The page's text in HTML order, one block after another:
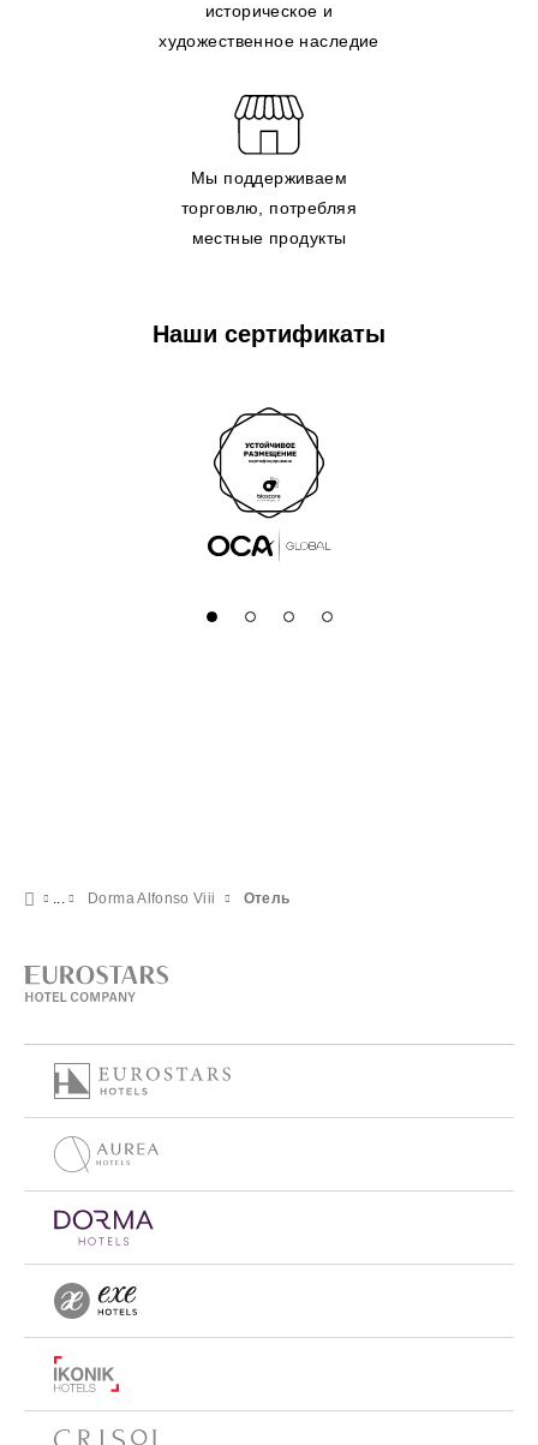
историческое и
художественное наследие
Мы поддерживаем
торговлю, потребляя
местные продукты
Наши сертификаты
Dorma Alfonso Viii Отель